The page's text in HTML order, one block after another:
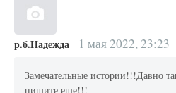
р.б.Надeжда 1 мая 2022, 23:23
Замечательные истории!!!Давно
пишите еще!!!